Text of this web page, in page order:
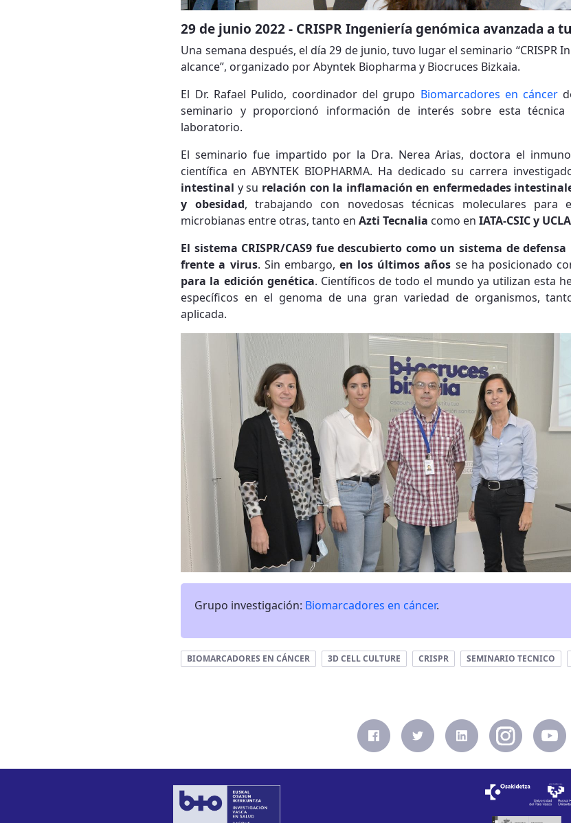
29 de junio 2022 - CRISPR Ingeniería genómica avanzada a
Una semana después, el día 29 de junio, tuvo lugar el seminario “CRISPR
alcance”, organizado por Abyntek Biopharma y Biocruces Bizkaia.
El Dr. Rafael Pulido, coordinador del grupo Biomarcadores en cáncer
seminario y proporcionó información de interés sobre esta
laboratorio.
El seminario fue impartido por la Dra. Nerea Arias, doctora el
científica en ABYNTEK BIOPHARMA. Ha dedicado su carrera
intestinal y su relación con la inflamación en enfermedades
y obesidad, trabajando con novedosas técnicas moleculares para
microbianas entre otras, tanto enAzti Tecnalia como enIATA-CSIC y UCLA
El sistema CRISPR/CAS9 fue descubierto como un sistema de
frente a virus. Sin embargo,en los últimos años se ha posicionado
para la edición genética. Científicos de todo el mundo ya utilizan esta
específicos en el genoma de una gran variedad de organismos,
aplicada.
Grupo investigación: Biomarcadores en cáncer.
BIOMARCADORES EN CÁNCER 3D CELL CULTURE CRISPR SEMINARIO TECNICO